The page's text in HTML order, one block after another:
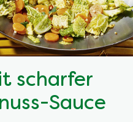
scharfer
Sauce